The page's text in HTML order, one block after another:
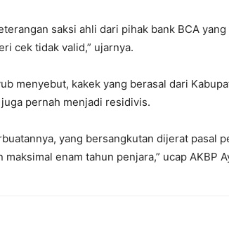
saksi ahli dari pihak bank BCA
cek tidak valid,” ujarnya.
menyebut, kakek yang berasal dari
pernah menjadi residivis.
yang bersangkutan dijerat pasal
maksimal enam tahun penjara,” ucap AKBP